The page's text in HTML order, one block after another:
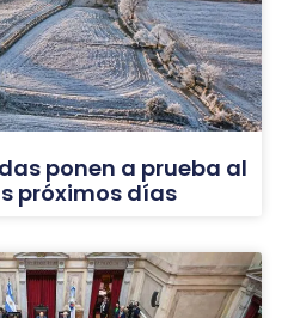
ponen a prueba al
próximos días